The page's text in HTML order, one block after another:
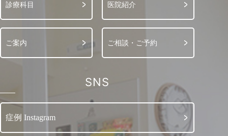
診療科目 医院紹介
ご案内 ご相談・ご予約
SNS
症例 Instagram